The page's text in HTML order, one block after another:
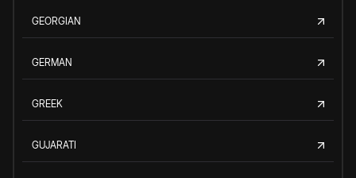
GEORGIAN
GERMAN
GREEK
GUJARATI